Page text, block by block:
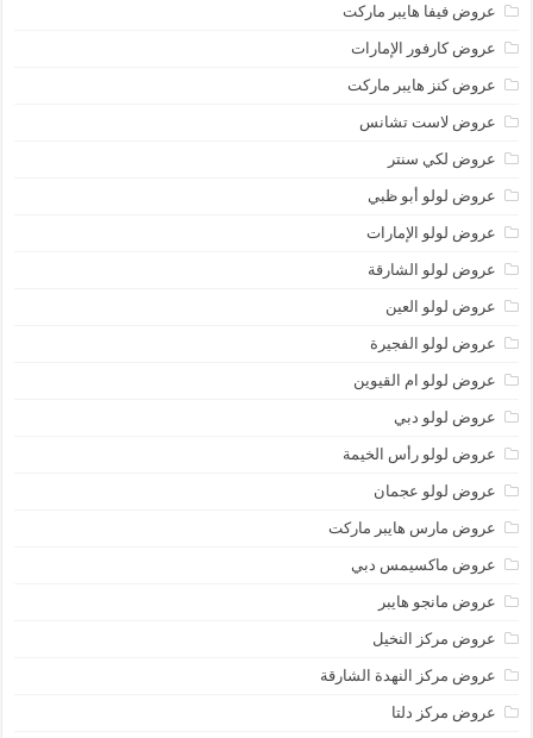
عروض فيفا هايبر ماركت
عروض كارفور الإمارات
عروض كنز هايبر ماركت
عروض لاست تشانس
عروض لكي سنتر
عروض لولو أبو ظبي
عروض لولو الإمارات
عروض لولو الشارقة
عروض لولو العين
عروض لولو الفجيرة
عروض لولو ام القيوين
عروض لولو دبي
عروض لولو رأس الخيمة
عروض لولو عجمان
عروض مارس هايبر ماركت
عروض ماكسيمس دبي
عروض مانجو هايبر
عروض مركز النخيل
عروض مركز النهدة الشارقة
عروض مركز دلتا